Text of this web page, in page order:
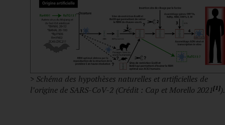
> Schéma des hypothèses naturelles et artificielles de
l’origine de SARS-CoV-2 (Crédit : Cap et Morello 2021[1]).